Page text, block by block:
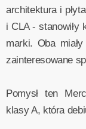
architektura i
i CLA - stanowiły
marki. Oba
zainteresowane
Pomysł ten
klasy A, która